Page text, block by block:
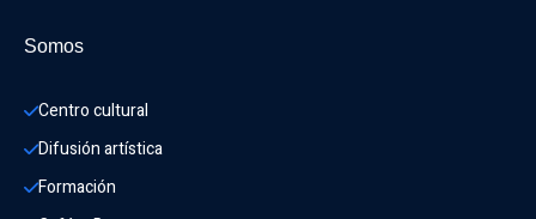
Somos
Centro cultural
Difusión artística
Formación